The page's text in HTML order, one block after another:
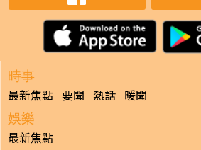
時事
最新焦點 要聞 熱話 暖聞
娛樂
最新焦點